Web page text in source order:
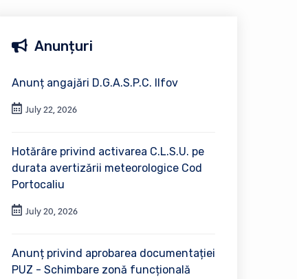
Anunțuri
Anunț angajări D.G.A.S.P.C. Ilfov
July 22, 2026
Hotărâre privind activarea C.L.S.U. pe
durata avertizării meteorologice Cod
Portocaliu
July 20, 2026
Anunț privind aprobarea documentației
PUZ - Schimbare zonă funcțională